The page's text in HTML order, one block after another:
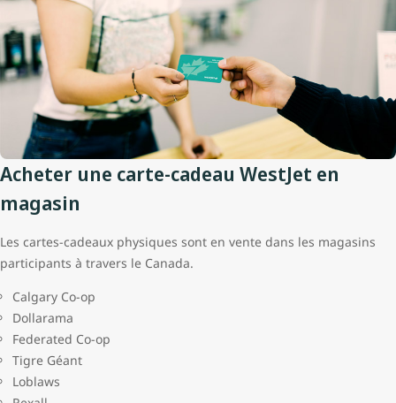
Acheter une carte-cadeau WestJet en
magasin
Les cartes-cadeaux physiques sont en vente dans les magasins
participants à travers le Canada.
Calgary Co-op
Dollarama
Federated Co-op
Tigre Géant
Loblaws